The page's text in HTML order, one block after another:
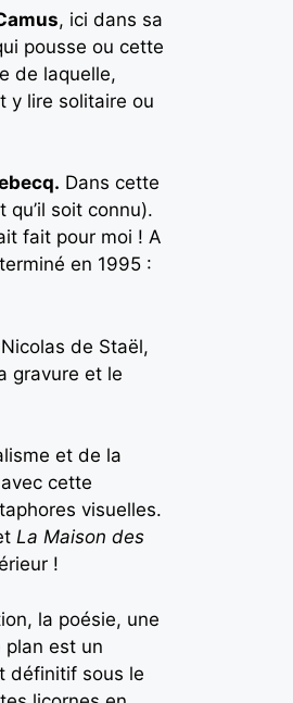
, ici dans sa
pousse ou cette
de laquelle,
y lire solitaire ou
Dans cette
qu’il soit connu).
fait pour moi ! A
en 1995 :
de Staël,
gravure et le
et de la
cette
visuelles.
La Maison des
!
la poésie, une
plan est un
définitif sous le